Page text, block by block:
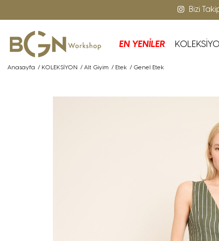
Bizi
EN YENİLER
Anasayfa / KOLEKSİYON / Alt Giyim / Etek / Genel Etek